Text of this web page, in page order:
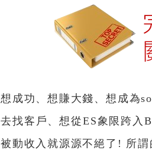
想成功、想賺大錢、想成為
去找客戶、想從ES象限跨
被動收入就源源不絕了! 所謂